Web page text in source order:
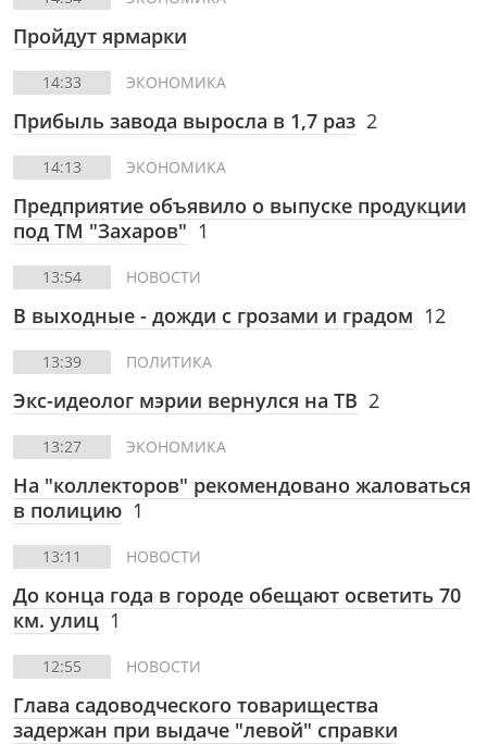
Пройдут ярмарки
14:33 ЭКОНОМИКА
Прибыль завода выросла в 1,7 раз 2
14:13 ЭКОНОМИКА
Предприятие объявило о выпуске продукции
под ТМ "Захаров" 1
13:54 НОВОСТИ
В выходные - дожди с грозами и градом 12
13:39 ПОЛИТИКА
Экс-идеолог мэрии вернулся на ТВ 2
13:27 ЭКОНОМИКА
На "коллекторов" рекомендовано жаловаться
в полицию 1
13:11 НОВОСТИ
До конца года в городе обещают осветить 70
км. улиц 1
12:55 НОВОСТИ
Глава садоводческого товарищества
задержан при выдаче "левой" справки